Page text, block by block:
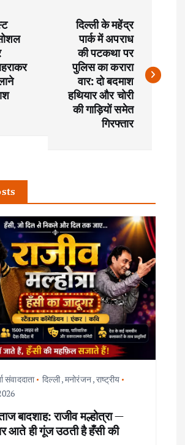
दिल्ली के महेंद्र
पार्क में अपराध
की पटकथा पर
पुलिस का करारा
वार: दो बदमाश
हथियार और चोरी
की गाड़ियों समेत
गिरफ्तार
संवाददाता दिल्ली,मनोरंजन,राष्ट्रीय
बादशाह: राजीव मल्होत्रा —
आते ही गूंज उठती है हँसी की